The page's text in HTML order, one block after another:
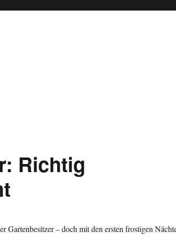
Richtig
Gartenbesitzer – doch mit den ersten frostigen